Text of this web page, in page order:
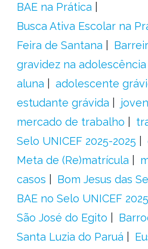
BAE na Prática
Busca Ativa Escolar na
Feira de Santana
gravidez na adolescência
aluna
adolescente
estudante grávida
mercado de trabalho
Selo UNICEF 2025-2025
Meta de (Re)matrícula
casos
Bom Jesus das
BAE no Selo UNICEF
São José do Egito
Santa Luzia do Paruá